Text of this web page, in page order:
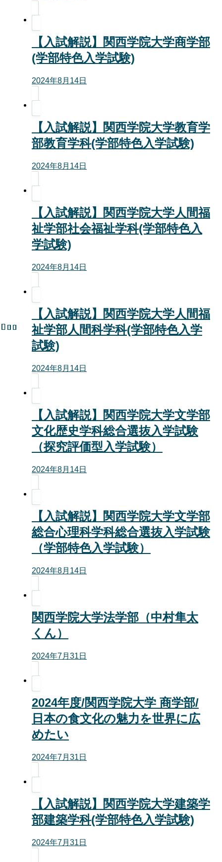
【入試解説】関西学院大学商学部
(学部特色入学試験)
2024年8月14日
【入試解説】関西学院大学教育学
部教育学科(学部特色入学試験)
2024年8月14日
【入試解説】関西学院大学人間福
祉学部社会福祉学科(学部特色入
学試験)
2024年8月14日
【入試解説】関西学院大学人間福
祉学部人間科学科(学部特色入学
試験)
2024年8月14日
【入試解説】関西学院大学文学部
文化歴史学科総合選抜入学試験
（探究評価型入学試験）
2024年8月14日
【入試解説】関西学院大学文学部
総合心理科学科総合選抜入学試験
（学部特色入学試験）
2024年8月14日
関西学院大学法学部（中村隼太
くん）
2024年7月31日
2024年度/関西学院大学 商学部/
日本の食文化の魅力を世界に広
めたい
2024年7月31日
【入試解説】関西学院大学建築学
部建築学科(学部特色入学試験)
2024年7月31日